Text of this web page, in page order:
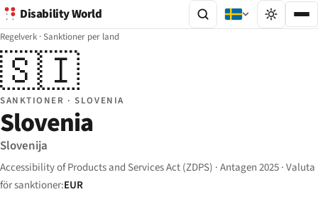
Disability World
Regelverk ·Sanktioner per land
🇸🇮
SANKTIONER · SLOVENIA
Slovenia
Slovenija
Accessibility of Products and Services Act (ZDPS) · Antagen 2025 · Valuta
för sanktioner:EUR